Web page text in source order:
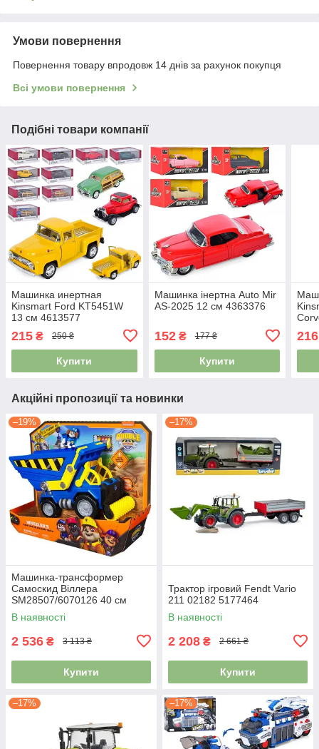
Умови повернення
Повернення товару впродовж 14 днів за рахунок покупця
Всі умови повернення
Подібні товари компанії
Машинка инертная
Kinsmart Ford KT5451W
13 см 4613577
215 ₴ 250 ₴
Купити
Машинка інертна Auto Mir
AS-2025 12 см 4363376
152₴ 177 ₴
Купити
216
Акційні пропозиції та новинки
–19%
Машинка-трансформер
Самоскид Віллера
SM28507/6070126 40 см
4976896
В наявності
2 536 ₴ 3 113 ₴
Купити
–17%
Трактор ігровий Fendt Vario
211 02182 5177464
В наявності
2 208 ₴ 2 661 ₴
Купити
–17% –17%